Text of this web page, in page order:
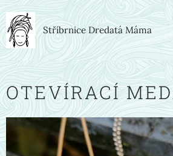
Stříbrnice Dredatá Máma
OTEVÍRACÍ